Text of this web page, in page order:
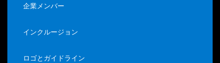
企業メンバー
インクルージョン
ロゴとガイドライン